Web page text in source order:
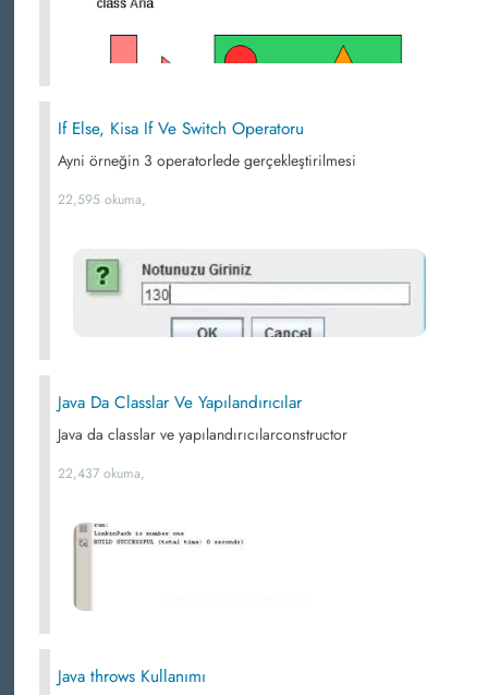
If Else, Kisa If Ve Switch Operatoru
Ayni örneğin 3 operatorlede gerçekleştirilmesi
22,595 okuma,
Java Da Classlar Ve Yapılandırıcılar
Java da classlar ve yapılandırıcılarconstructor
22,437 okuma,
Java throws Kullanımı